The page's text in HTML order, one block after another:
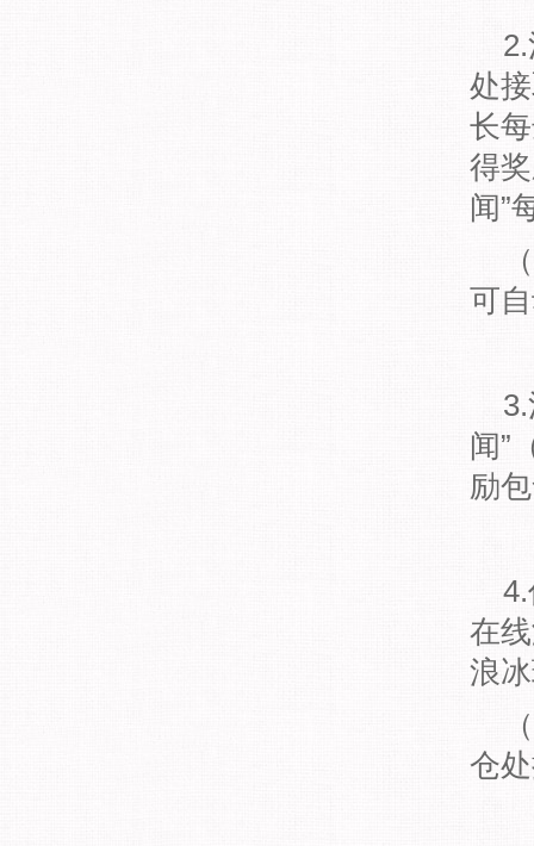
处
长
得
闻”
可
闻”
励
在
浪
仓